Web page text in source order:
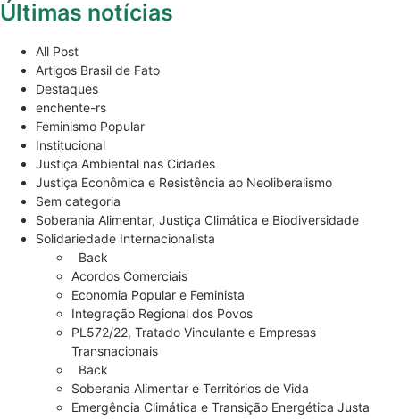
Últimas notícias
All Post
Artigos Brasil de Fato
Destaques
enchente-rs
Feminismo Popular
Institucional
Justiça Ambiental nas Cidades
Justiça Econômica e Resistência ao Neoliberalismo
Sem categoria
Soberania Alimentar, Justiça Climática e Biodiversidade
Solidariedade Internacionalista
Back
Acordos Comerciais
Economia Popular e Feminista
Integração Regional dos Povos
PL572/22, Tratado Vinculante e Empresas
Transnacionais
Back
Soberania Alimentar e Territórios de Vida
Emergência Climática e Transição Energética Justa